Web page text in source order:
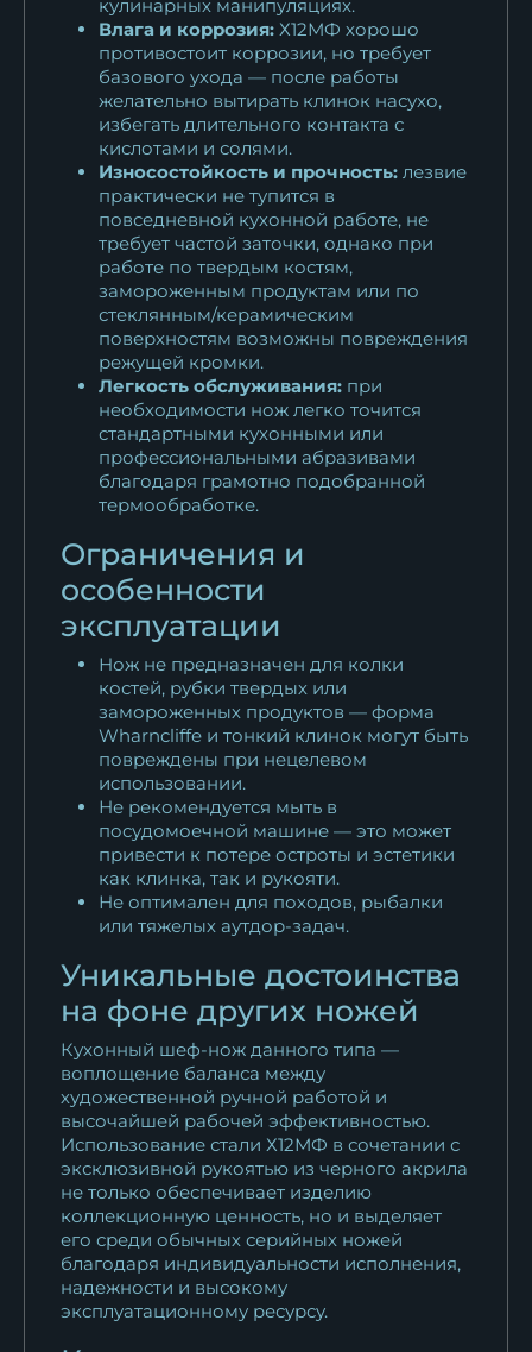
кулинарных манипуляциях.
Влага и коррозия: Х12МФ хорошо
противостоит коррозии, но требует
базового ухода — после работы
желательно вытирать клинок насухо,
избегать длительного контакта с
кислотами и солями.
Износостойкость и прочность: лезвие
практически не тупится в
повседневной кухонной работе, не
требует частой заточки, однако при
работе по твердым костям,
замороженным продуктам или по
стеклянным/керамическим
поверхностям возможны повреждения
режущей кромки.
Легкость обслуживания: при
необходимости нож легко точится
стандартными кухонными или
профессиональными абразивами
благодаря грамотно подобранной
термообработке.
Ограничения и
особенности
эксплуатации
Нож не предназначен для колки
костей, рубки твердых или
замороженных продуктов — форма
Wharncliffe и тонкий клинок могут быть
повреждены при нецелевом
использовании.
Не рекомендуется мыть в
посудомоечной машине — это может
привести к потере остроты и эстетики
как клинка, так и рукояти.
Не оптимален для походов, рыбалки
или тяжелых аутдор-задач.
Уникальные достоинства
на фоне других ножей
Кухонный шеф-нож данного типа —
воплощение баланса между
художественной ручной работой и
высочайшей рабочей эффективностью.
Использование стали Х12МФ в сочетании с
эксклюзивной рукоятью из черного акрила
не только обеспечивает изделию
коллекционную ценность, но и выделяет
его среди обычных серийных ножей
благодаря индивидуальности исполнения,
надежности и высокому
эксплуатационному ресурсу.